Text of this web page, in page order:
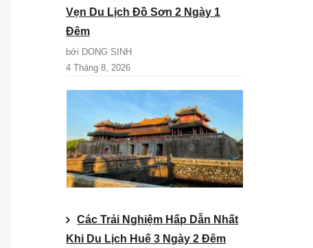
Vẹn Du Lịch Đồ Sơn 2 Ngày 1
Đêm
bởi DONG SINH
4 Tháng 8, 2026
Các Trải Nghiệm Hấp Dẫn Nhất
Khi Du Lịch Huế 3 Ngày 2 Đêm